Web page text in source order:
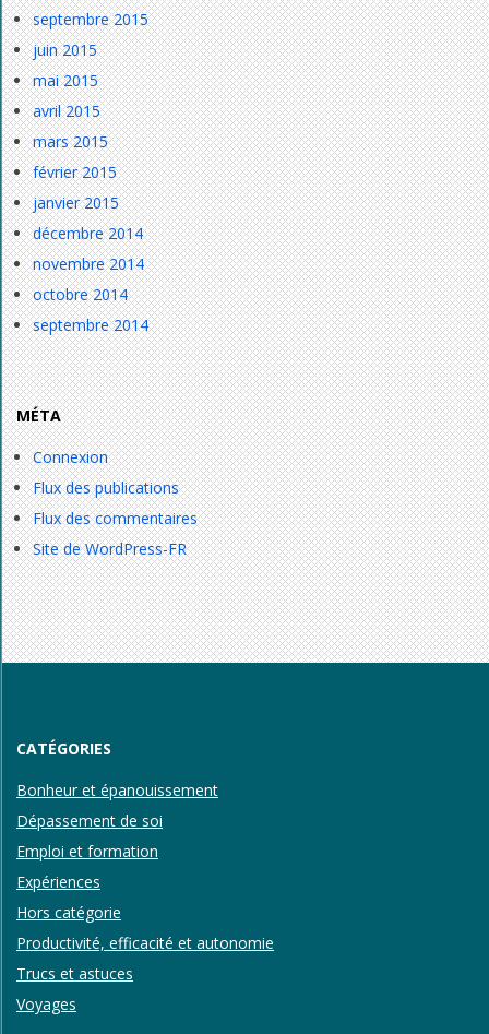
septembre 2015
juin 2015
mai 2015
avril 2015
mars 2015
février 2015
janvier 2015
décembre 2014
novembre 2014
octobre 2014
septembre 2014
MÉTA
Connexion
Flux des publications
Flux des commentaires
Site de WordPress-FR
CATÉGORIES
Bonheur et épanouissement
Dépassement de soi
Emploi et formation
Expériences
Hors catégorie
Productivité, efficacité et autonomie
Trucs et astuces
Voyages